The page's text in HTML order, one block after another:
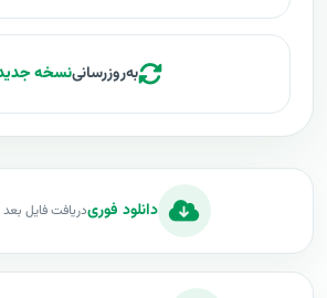
به‌روزرسانینسخه
دانلود فوریدریافت فایل